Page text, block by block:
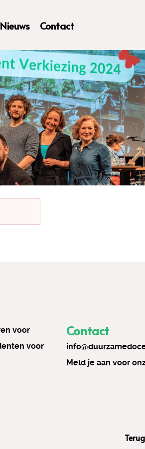
Nieuws Contact
voor
voor
Contact
Meld je aan voor